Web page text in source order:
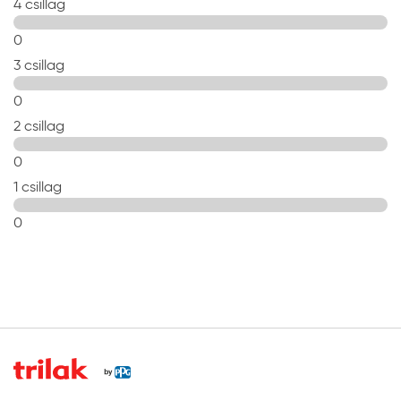
vagy a száradás után nem lehet visszajavítani,
visszanyúlni. A felhordásnál ügyeljen a megfelelő
eldolgozásra.
4 csillag
0
3 csillag
0
2 csillag
0
1 csillag
0